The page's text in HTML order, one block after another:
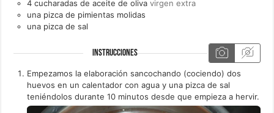
4 cucharadas de aceite de oliva virgen extra
una pizca de pimientas molidas
una pizca de sal
INSTRUCCIONES
Empezamos la elaboración sancochando (cociendo) dos
huevos en un calentador con agua y una pizca de sal
teniéndolos durante 10 minutos desde que empieza a hervir.